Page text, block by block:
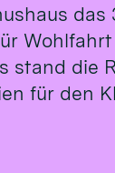
das
stand die
für den